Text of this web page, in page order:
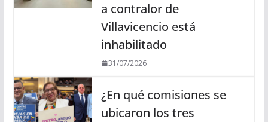
a contralor de
Villavicencio está
inhabilitado
31/07/2026
¿En qué comisiones se
ubicaron los tres